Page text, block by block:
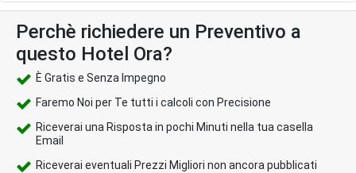
Perchè richiedere un Preventivo a
questo Hotel Ora?
È Gratis e Senza Impegno
Faremo Noi per Te tutti i calcoli con Precisione
Riceverai una Risposta in pochi Minuti nella tua casella
Email
Riceverai eventuali Prezzi Migliori non ancora pubblicati